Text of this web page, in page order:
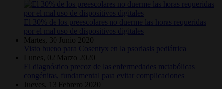
El 30% de los preescolares no duerme las horas requeridas
por el mal uso de dispositivos digitales
Martes, 30 Junio 2020
Visto bueno para Cosentyx en la psoriasis pediátrica
Lunes, 02 Marzo 2020
El diagnóstico precoz de las enfermedades metabólicas
congénitas, fundamental para evitar complicaciones
Jueves, 13 Febrero 2020